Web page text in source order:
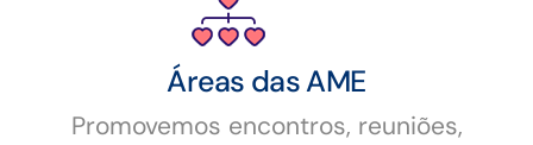
Áreas das AME
Promovemos encontros, reuniões,